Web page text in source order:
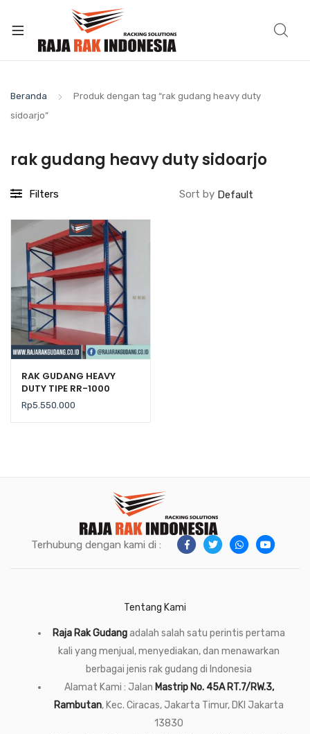
Beranda
Produk dengan tag “rak gudang heavy duty
sidoarjo”
rak gudang heavy duty sidoarjo
Filters Sort by
RAK GUDANG HEAVY
DUTY TIPE RR-1000
Rp5.550.000
Terhubung dengan kami di :
Tentang Kami
Raja Rak Gudangadalah salah satu perintis pertama
kali yang menjual, menyediakan, dan menawarkan
berbagai jenis rak gudang di Indonesia
Alamat Kami : Jalan Mastrip No. 45A RT.7/RW.3,
Rambutan, Kec. Ciracas, Jakarta Timur, DKI Jakarta
13830